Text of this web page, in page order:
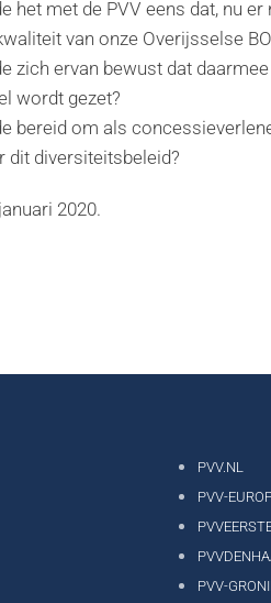
het met de PVV eens dat, nu
van onze Overijsselse
zich ervan bewust dat
wordt gezet?
bereid om als
dit diversiteitsbeleid?
2020.
PVV.NL
PVV-
PVV-